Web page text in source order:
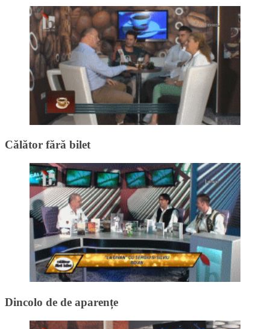
Călător fără bilet
Dincolo de de aparențe